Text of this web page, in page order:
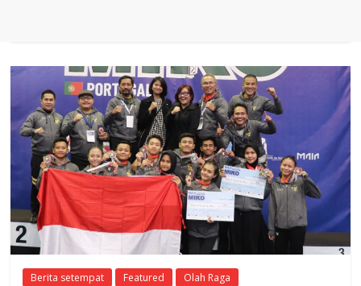
Berita setempat Featured Olah Raga